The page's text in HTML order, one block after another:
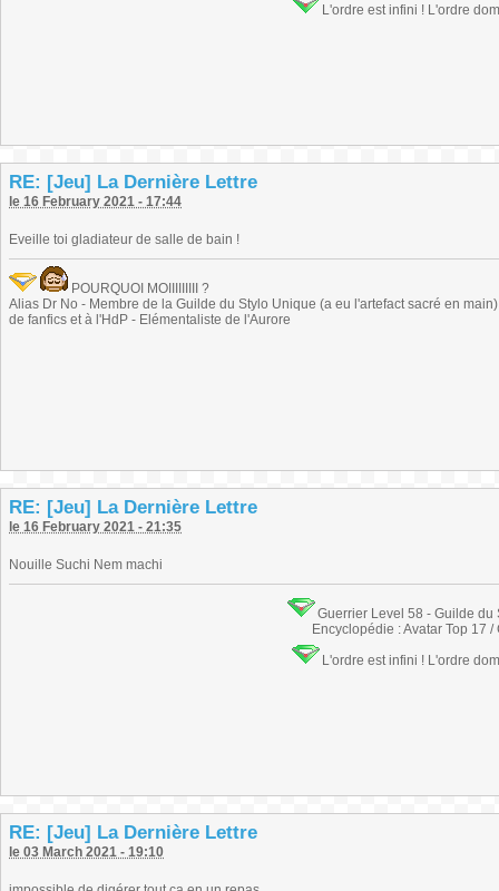
L'ordre est infini ! L'ordre
RE: [Jeu] La Dernière Lettre
le 16 February 2021 - 17:44
Eveille toi gladiateur de salle de bain !
POURQUOI MOIIIIIIIII ?
Alias Dr No - Membre de la Guilde du Stylo Unique (a eu l'artefact sacré en
de fanfics et à l'HdP - Elémentaliste de l'Aurore
RE: [Jeu] La Dernière Lettre
le 16 February 2021 - 21:35
Nouille Suchi Nem machi
Guerrier Level 58 - Guilde
Encyclopédie : Avatar Top 17 /
L'ordre est infini ! L'ordre
RE: [Jeu] La Dernière Lettre
le 03 March 2021 - 19:10